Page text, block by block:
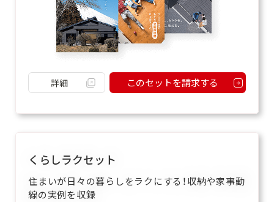
詳細 このセットを請求する
くらしラクセット
住まいが日々の暮らしをラクにする！収納や家事動
線の実例を収録